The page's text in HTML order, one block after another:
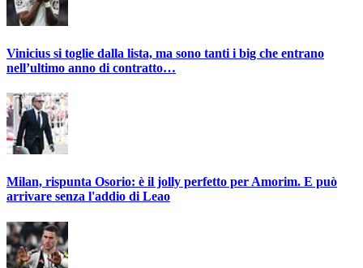
Vinicius si toglie dalla lista, ma sono tanti i big che entrano
nell’ultimo anno di contratto…
Milan, rispunta Osorio: è il jolly perfetto per Amorim. E può
arrivare senza l'addio di Leao